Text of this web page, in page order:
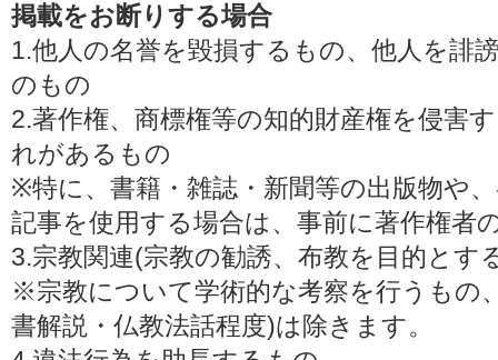
掲載をお断りする場合
1.他人の名誉を毀損するもの、他人を誹
のもの
2.著作権、商標権等の知的財産権を侵害
れがあるもの
※特に、書籍・雑誌・新聞等の出版物や
記事を使用する場合は、事前に著作権者
3.宗教関連(宗教の勧誘、布教を目的とす
※宗教について学術的な考察を行うもの
書解説・仏教法話程度)は除きます。